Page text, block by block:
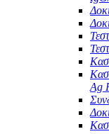
Ag